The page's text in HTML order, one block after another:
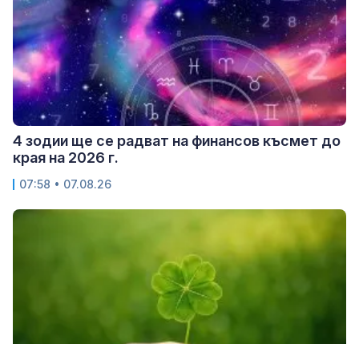
4 зодии ще се радват на финансов късмет до
края на 2026 г.
07:58 • 07.08.26